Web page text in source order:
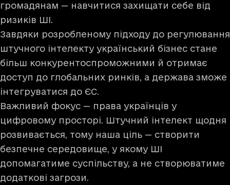
громадянам — навчитися захищати себе від
ризиків ШІ.
Завдяки розробленому підходу до регулювання
штучного інтелекту український бізнес стане
більш конкурентоспроможними й отримає
доступ до глобальних ринків, а держава зможе
інтегруватися до ЄС.
Важливий фокус — права українців у
цифровому просторі. Штучний інтелект щодня
розвивається, тому наша ціль — створити
безпечне середовище, у якому ШІ
допомагатиме суспільству, а не створюватиме
додаткові загрози.